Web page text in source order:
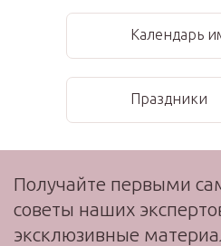
Календарь
Праздники
Получайте первыми
советы наших
эксклюзивные